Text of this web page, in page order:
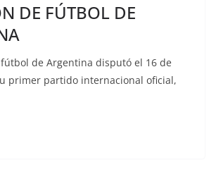
DE FÚTBOL DE
de Argentina disputó el 16 de
primer partido internacional oficial,